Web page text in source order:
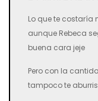
Lo que te costaría
aunque Rebeca
buena cara jeje
Pero con la
tampoco te